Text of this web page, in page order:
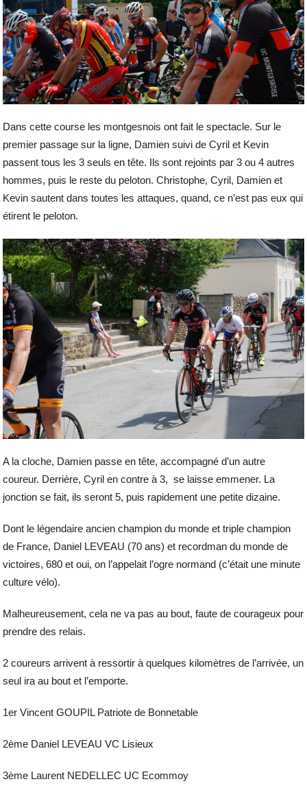
Dans cette course les montgesnois ont fait le spectacle. Sur le
premier passage sur la ligne, Damien suivi de Cyril et Kevin
passent tous les 3 seuls en tête. Ils sont rejoints par 3 ou 4 autres
hommes, puis le reste du peloton. Christophe, Cyril, Damien et
Kevin sautent dans toutes les attaques, quand, ce n’est pas eux qui
étirent le peloton.
A la cloche, Damien passe en tête, accompagné d’un autre
coureur. Derrière, Cyril en contre à 3, se laisse emmener. La
jonction se fait, ils seront 5, puis rapidement une petite dizaine.
Dont le légendaire ancien champion du monde et triple champion
de France, Daniel LEVEAU (70 ans) et recordman du monde de
victoires, 680 et oui, on l’appelait l’ogre normand (c’était une minute
culture vélo).
Malheureusement, cela ne va pas au bout, faute de courageux pour
prendre des relais.
2 coureurs arrivent à ressortir à quelques kilomètres de l’arrivée, un
seul ira au bout et l’emporte.
1er Vincent GOUPIL Patriote de Bonnetable
2ème Daniel LEVEAU VC Lisieux
3ème Laurent NEDELLEC UC Ecommoy